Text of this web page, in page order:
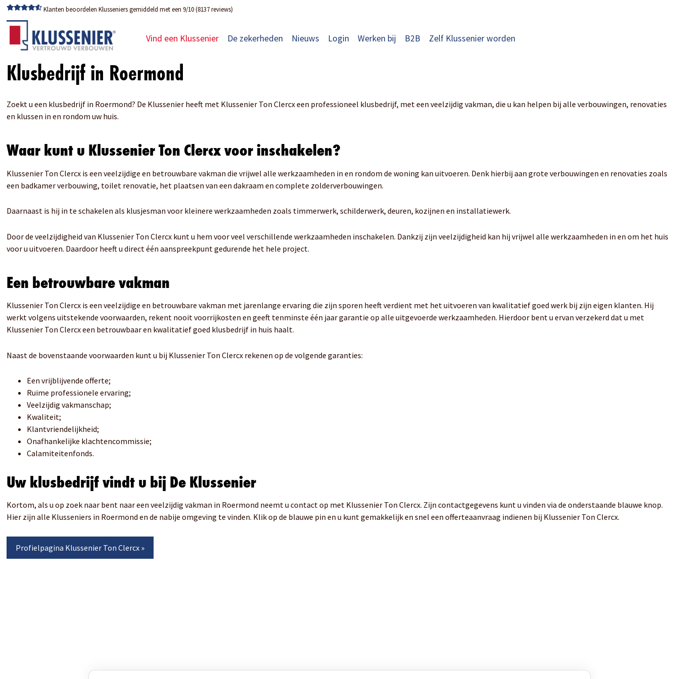
Klanten beoordelen Klusseniers gemiddeld met een 9/10 (8137 reviews)
Vind een Klussenier De zekerheden Nieuws Login Werken bij B2B Zelf Klussenier worden
Klusbedrijf in Roermond
Zoekt u een klusbedrijf in Roermond? De Klussenier heeft met Klussenier Ton Clercx een professioneel klusbedrijf, met een veelzijdig vakman, die u kan helpen bij alle verbouwingen, renovaties
en klussen in en rondom uw huis.
Waar kunt u Klussenier Ton Clercx voor inschakelen?
Klussenier Ton Clercx is een veelzijdige en betrouwbare vakman die vrijwel alle werkzaamheden in en rondom de woning kan uitvoeren. Denk hierbij aan grote verbouwingen en renovaties zoals
een badkamer verbouwing, toilet renovatie, het plaatsen van een dakraam en complete zolderverbouwingen.
Daarnaast is hij in te schakelen als klusjesman voor kleinere werkzaamheden zoals timmerwerk, schilderwerk, deuren, kozijnen en installatiewerk.
Door de veelzijdigheid van Klussenier Ton Clercx kunt u hem voor veel verschillende werkzaamheden inschakelen. Dankzij zijn veelzijdigheid kan hij vrijwel alle werkzaamheden in en om het huis
voor u uitvoeren. Daardoor heeft u direct één aanspreekpunt gedurende het hele project.
Een betrouwbare vakman
Klussenier Ton Clercx is een veelzijdige en betrouwbare vakman met jarenlange ervaring die zijn sporen heeft verdient met het uitvoeren van kwalitatief goed werk bij zijn eigen klanten. Hij
werkt volgens uitstekende voorwaarden, rekent nooit voorrijkosten en geeft tenminste één jaar garantie op alle uitgevoerde werkzaamheden. Hierdoor bent u ervan verzekerd dat u met
Klussenier Ton Clercx een betrouwbaar en kwalitatief goed klusbedrijf in huis haalt.
Naast de bovenstaande voorwaarden kunt u bij Klussenier Ton Clercx rekenen op de volgende garanties:
Een vrijblijvende offerte;
Ruime professionele ervaring;
Veelzijdig vakmanschap;
Kwaliteit;
Klantvriendelijkheid;
Onafhankelijke klachtencommissie;
Calamiteitenfonds.
Uw klusbedrijf vindt u bij De Klussenier
Kortom, als u op zoek naar bent naar een veelzijdig vakman in Roermond neemt u contact op met Klussenier Ton Clercx. Zijn contactgegevens kunt u vinden via de onderstaande blauwe knop.
Hier zijn alle Klusseniers in Roermond en de nabije omgeving te vinden. Klik op de blauwe pin en u kunt gemakkelijk en snel een offerteaanvraag indienen bij Klussenier Ton Clercx.
Profielpagina Klussenier Ton Clercx »